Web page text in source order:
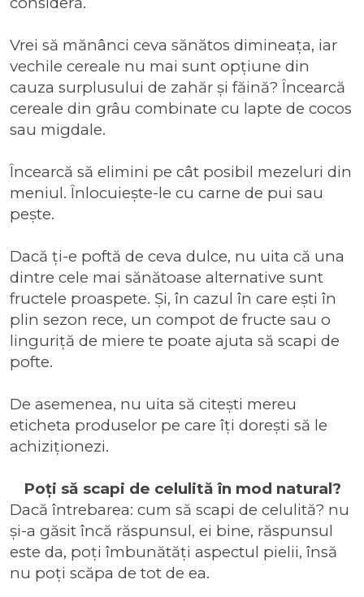
Vrei să mănânci ceva sănătos dimineața, iar
vechile cereale nu mai sunt opțiune din
cauza surplusului de zahăr și făină? Încearcă
cereale din grâu combinate cu lapte de cocos
sau migdale.
Încearcă să elimini pe cât posibil mezeluri din
meniul. Înlocuiește-le cu carne de pui sau
pește.
Dacă ți-e poftă de ceva dulce, nu uita că una
dintre cele mai sănătoase alternative sunt
fructele proaspete. Și, în cazul în care ești în
plin sezon rece, un compot de fructe sau o
linguriță de miere te poate ajuta să scapi de
pofte.
De asemenea, nu uita să citești mereu
eticheta produselor pe care îți dorești să le
achiziționezi.
Poți să scapi de celulită în mod natural?
Dacă întrebarea: cum să scapi de celulită? nu
și-a găsit încă răspunsul, ei bine, răspunsul
este da, poți îmbunătăți aspectul pielii, însă
nu poți scăpa de tot de ea.